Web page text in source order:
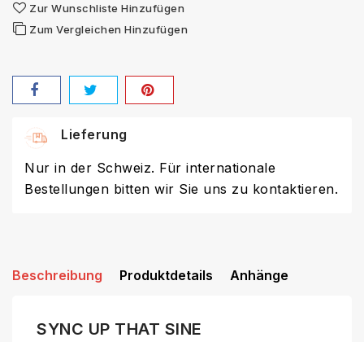
Zur Wunschliste Hinzufügen
Zum Vergleichen Hinzufügen
Lieferung
Nur in der Schweiz. Für internationale
Bestellungen bitten wir Sie uns zu kontaktieren.
Beschreibung Produktdetails Anhänge
SYNC UP THAT SINE